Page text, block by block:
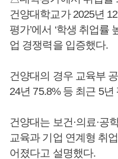
건양대학교가 2025년
평가’에서 ‘학생 취업률
업 경쟁력을 입증했다.
건양대의 경우 교육부
24년 75.8% 등 최근 5
건양대는 보건·의료·공
교육과 기업 연계형 취
어졌다고 설명했다.